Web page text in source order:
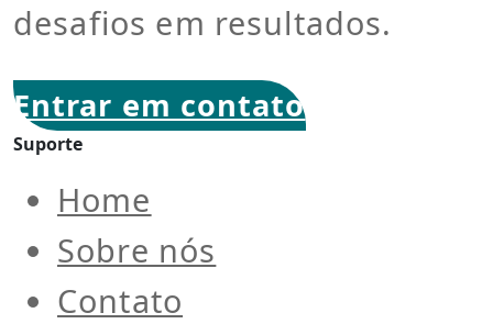
desafios em resultados.
Entrar em contato
Suporte
Home
Sobre nós
Contato